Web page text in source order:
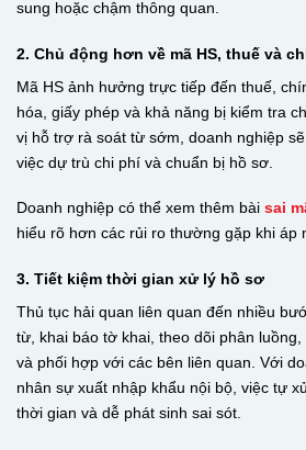
sung hoặc chậm thông quan.
2. Chủ động hơn về mã HS, thuế và
Mã HS ảnh hưởng trực tiếp đến thuế,
hóa, giấy phép và khả năng bị kiểm tra
vị hỗ trợ rà soát từ sớm, doanh nghiệp
việc dự trù chi phí và chuẩn bị hồ sơ.
Doanh nghiệp có thể xem thêm bài sai
hiểu rõ hơn các rủi ro thường gặp khi áp
3. Tiết kiệm thời gian xử lý hồ sơ
Thủ tục hải quan liên quan đến nhiều
từ, khai báo tờ khai, theo dõi phân
và phối hợp với các bên liên quan. Với
nhân sự xuất nhập khẩu nội bộ, việc tự
thời gian và dễ phát sinh sai sót.